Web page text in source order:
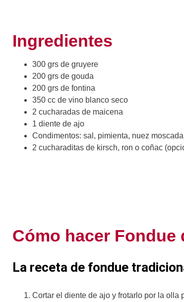
Ingredientes
300 grs de gruyere
200 grs de gouda
200 grs de fontina
350 cc de vino blanco seco
2 cucharadas de maicena
1 diente de ajo
Condimentos: sal, pimienta, nuez moscada
2 cucharaditas de kirsch, ron o coñac
Cómo hacer Fondue
La receta de fondue
Cortar el diente de ajo y frotarlo por la olla